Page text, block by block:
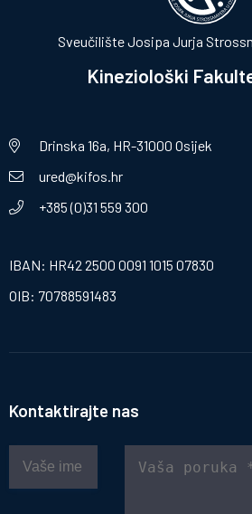
Sveučilište Josipa Jurja
Kineziološki
Drinska 16a, HR-31000 Osijek
ured@kifos.hr
+385 (0)31 559 300
IBAN: HR42 2500 0091 1015 07830
OIB: 70788591483
Kontaktirajte nas